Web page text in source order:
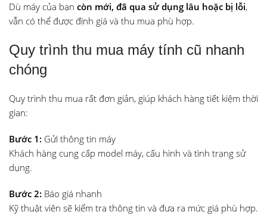
Dù máy của bạn còn mới, đã qua sử dụng lâu hoặc bị lỗi,
vẫn có thể được định giá và thu mua phù hợp.
Quy trình thu mua máy tính cũ nhanh
chóng
Quy trình thu mua rất đơn giản, giúp khách hàng tiết kiệm thời
gian:
Bước 1: Gửi thông tin máy
Khách hàng cung cấp model máy, cấu hình và tình trạng sử
dụng.
Bước 2: Báo giá nhanh
Kỹ thuật viên sẽ kiểm tra thông tin và đưa ra mức giá phù hợp.